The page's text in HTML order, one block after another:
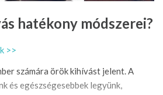
hatékony módszerei?
>>
számára örök kihívást jelent. A
és egészségesebbek legyünk,